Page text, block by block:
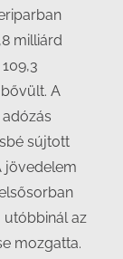
milliárd
A
sújtott
jövedelem
utóbbinál az
mozgatta.